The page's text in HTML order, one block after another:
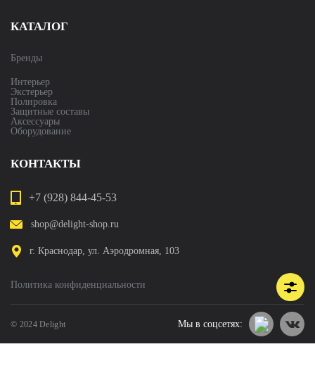
КАТАЛОГ
Бренды
Интерьер
Экстерьер
Полировка
Защитные составы
Аксессуары
Оборудование
КОНТАКТЫ
+7 (928) 844-45-53
shop@delight-shop.ru
г. Краснодар, ул. Аэродромная, 103
© 2024 Delight
Политика конфиденциальности
Мы в соцсетях: